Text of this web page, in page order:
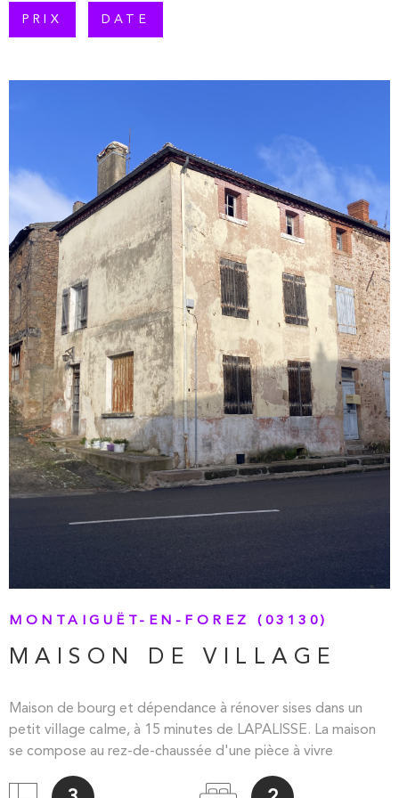
PRIX DATE
MONTAIGUËT-EN-FOREZ (03130)
MAISON DE VILLAGE
Maison de bourg et dépendance à rénover sises dans un
petit village calme, à 15 minutes de LAPALISSE. La maison
se compose au rez-de-chaussée d'une pièce à vivre
d'environ 40m² comprenant coin cuisine avec conduit de
cheminée et partie séjour. A l'étage: une première pièce sur
VOIR LE BIEN